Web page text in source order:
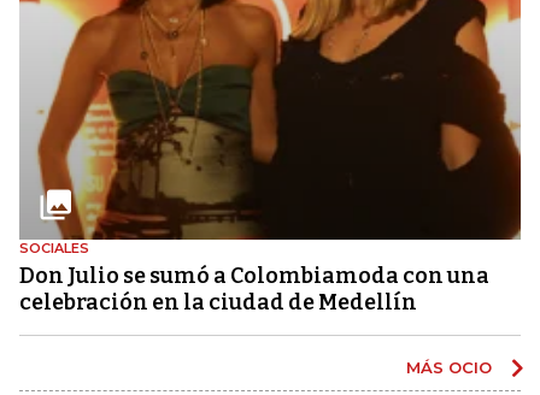
SOCIALES
Don Julio se sumó a Colombiamoda con una
celebración en la ciudad de Medellín
MÁS OCIO